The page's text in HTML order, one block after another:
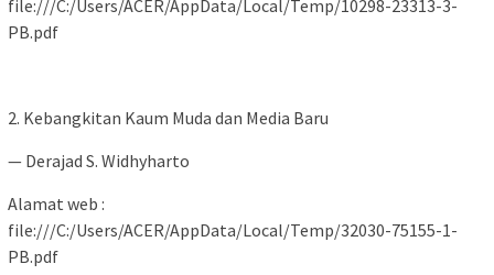
file:///C:/Users/ACER/AppData/Local/Temp/10298-23313-3-
PB.pdf
2. Kebangkitan Kaum Muda dan Media Baru
— Derajad S. Widhyharto
Alamat web :
file:///C:/Users/ACER/AppData/Local/Temp/32030-75155-1-
PB.pdf